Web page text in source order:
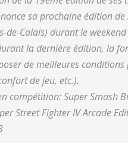
sa prochaine édition
de-Calais) durant le
la dernière édition, la
de meilleures
de jeu, etc.).
compétition: Super Smash
Street Fighter IV Arcade